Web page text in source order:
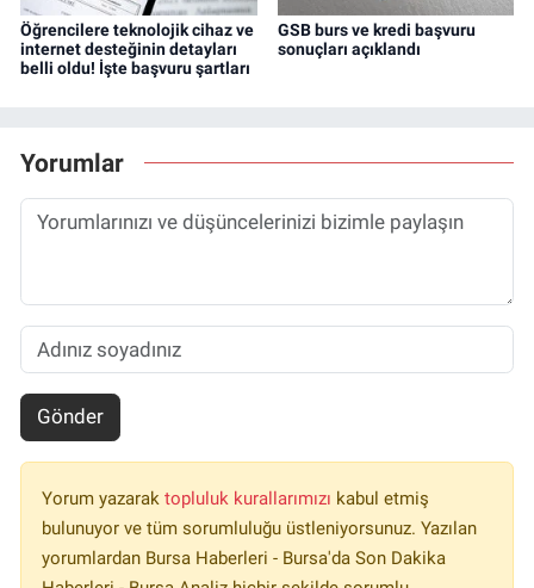
Öğrencilere teknolojik cihaz ve
internet desteğinin detayları
belli oldu! İşte başvuru şartları
GSB burs ve kredi başvuru
sonuçları açıklandı
Yorumlar
Gönder
Yorum yazarak topluluk kurallarımızı kabul etmiş
bulunuyor ve tüm sorumluluğu üstleniyorsunuz. Yazılan
yorumlardan Bursa Haberleri - Bursa'da Son Dakika